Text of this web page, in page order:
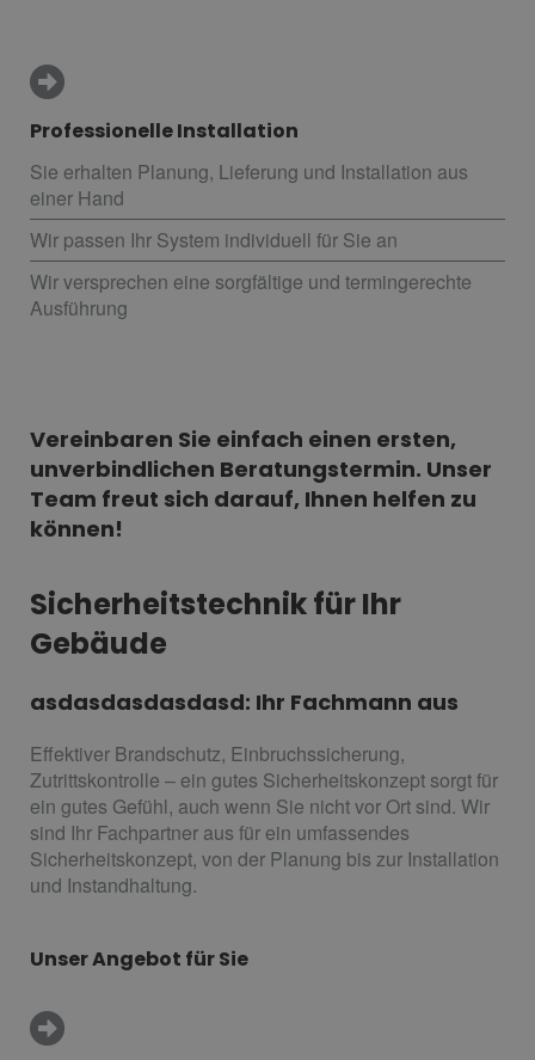
Professionelle Installation
Sie erhalten Planung, Lieferung und Installation aus
einer Hand
Wir passen Ihr System individuell für Sie an
Wir versprechen eine sorgfältige und termingerechte
Ausführung
Vereinbaren Sie einfach einen ersten,
unverbindlichen Beratungstermin. Unser
Team freut sich darauf, Ihnen helfen zu
können!
Sicherheitstechnik für Ihr
Gebäude
asdasdasdasdasd: Ihr Fachmann aus
Effektiver Brandschutz, Einbruchssicherung,
Zutrittskontrolle – ein gutes Sicherheitskonzept sorgt für
ein gutes Gefühl, auch wenn Sie nicht vor Ort sind. Wir
sind Ihr Fachpartner aus für ein umfassendes
Sicherheitskonzept, von der Planung bis zur Installation
und Instandhaltung.
Unser Angebot für Sie